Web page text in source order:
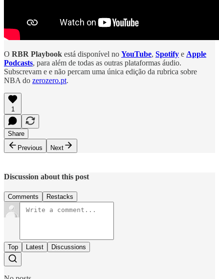
O RBR Playbook está disponível no YouTube, Spotify e Apple
Podcasts, para além de todas as outras plataformas áudio.
Subscrevam e e não percam uma única edição da rubrica sobre
NBA do zerozero.pt.
1
Share
Previous
Next
Discussion about this post
Comments Restacks
Top Latest Discussions